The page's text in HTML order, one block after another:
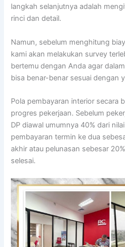
langkah selanjutnya adalah
rinci dan detail.
Namun, sebelum menghitung
kami akan melakukan survey
bertemu dengan Anda agar
bisa benar-benar sesuai dengan
Pola pembayaran interior secara
progres pekerjaan. Sebelum
DP diawal umumnya 40% dari
pembayaran termin ke dua
akhir atau pelunasan sebesar
selesai.